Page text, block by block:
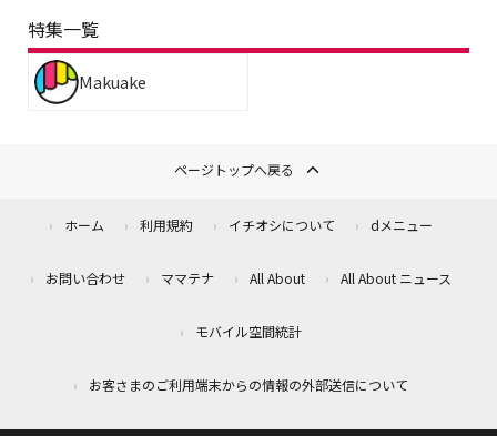
特集一覧
Makuake
ページトップへ戻る
ホーム 利用規約 イチオシについて dメニュー
お問い合わせ ママテナ All About All About ニュース
モバイル空間統計
お客さまのご利用端末からの情報の外部送信について